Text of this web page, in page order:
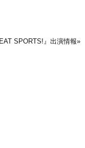
SPORTS!』出演情報»